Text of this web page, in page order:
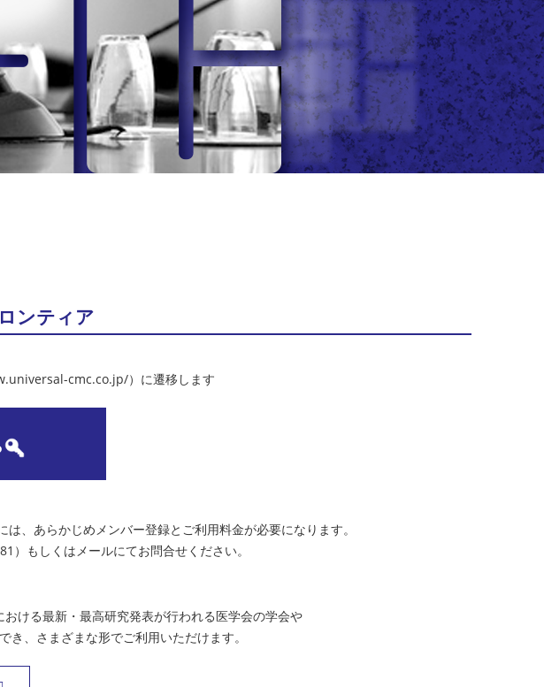
ンティア
cmc.co.jp/）に遷移します
、あらかじめメンバー登録とご利用料金が必要になります。
）もしくはメールにてお問合せください。
ける最新・最高研究発表が行われる医学会の学会や
、さまざまな形でご利用いただけます。